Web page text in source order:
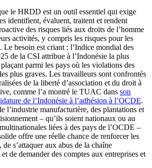
le HRDD est un outil essentiel qui exige
identifient, évaluent, traitent et rendent
des risques liés aux droits de l’homme
activités, y compris les risques pour les
Le besoin est criant : l’Indice mondial des
de la CSI attribue à l’Indonésie la plus
parmi les pays où les violations des
plus graves. Les travailleurs sont confrontés
de la liberté d’association et du droit à
comme l’a montré le TUAC dans son
de l’Indonésie à l’adhésion à l’OCDE.
l’industrie manufacturière, des plantations et
– qu’ils soient nationaux ou au
liées à des pays de l’OCDE –
offre une réelle chance de renforcer les
s’attaquer aux abus de la chaîne
de demander des comptes aux entreprises et